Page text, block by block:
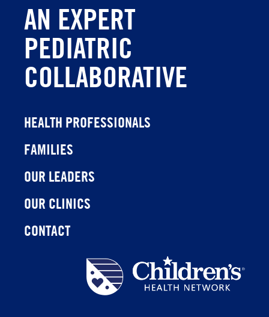
AN EXPERT
PEDIATRIC
COLLABORATIVE
HEALTH PROFESSIONALS
FAMILIES
OUR LEADERS
OUR CLINICS
CONTACT